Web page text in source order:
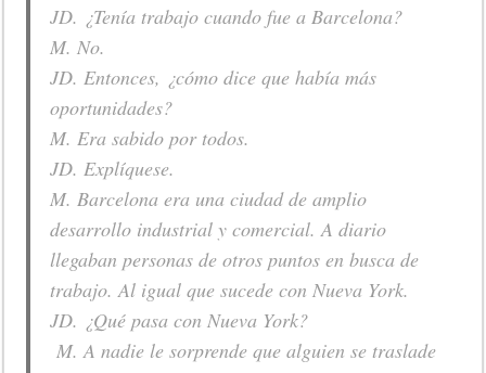
JD. ¿Tenía trabajo cuando fue a Barcelona?
M. No.
JD. Entonces, ¿cómo dice que había más
oportunidades?
M. Era sabido por todos.
JD. Explíquese.
M. Barcelona era una ciudad de amplio
desarrollo industrial y comercial. A diario
llegaban personas de otros puntos en busca de
trabajo. Al igual que sucede con Nueva York.
JD. ¿Qué pasa con Nueva York?
M. A nadie le sorprende que alguien se traslade